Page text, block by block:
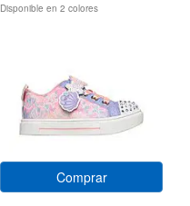
Disponible en 2 colores
Comprar